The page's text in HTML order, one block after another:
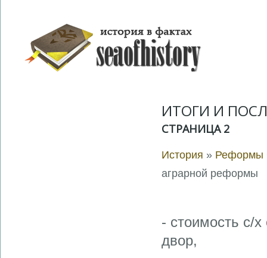
ИТОГИ И
СТРАНИЦА 2
История » Реформы
аграрной реформы
- стоимость с/
двор,